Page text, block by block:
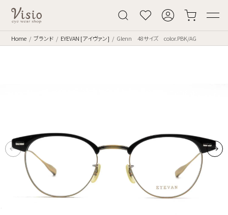
Home ブランド EYEVAN [アイヴァン] Glenn 48サイズ color.PBK/AG